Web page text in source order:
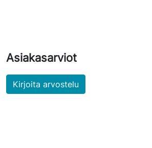
Asiakasarviot
Kirjoita arvostelu